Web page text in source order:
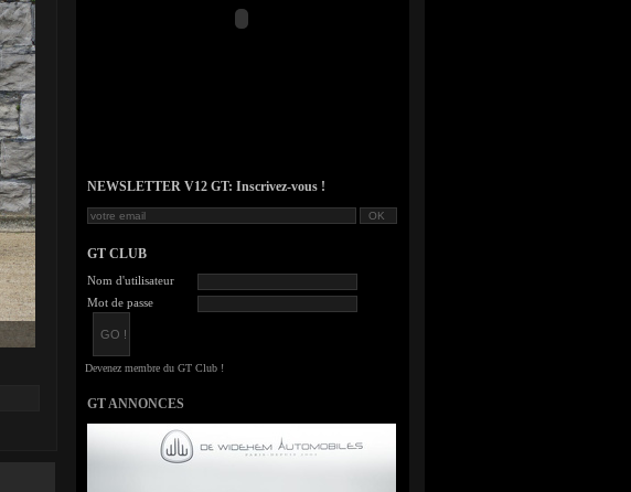
NEWSLETTER V12 GT: Inscrivez-vous !
GT CLUB
Nom d'utilisateur
Mot de passe
GT ANNONCES